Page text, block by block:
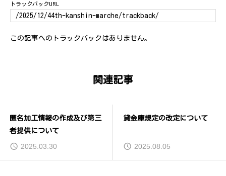
トラックバックURL
この記事へのトラックバックはありません。
関連記事
貸金庫規定の改定について
2025.08.05
夏休み親子教室「大金庫扉の
2024.06.18